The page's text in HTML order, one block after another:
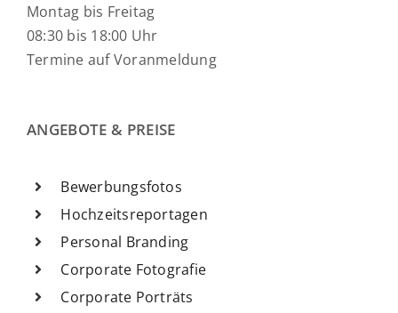
Montag bis Freitag
08:30 bis 18:00 Uhr
Termine auf Voranmeldung
ANGEBOTE & PREISE
Bewerbungsfotos
Hochzeitsreportagen
Personal Branding
Corporate Fotografie
Corporate Porträts